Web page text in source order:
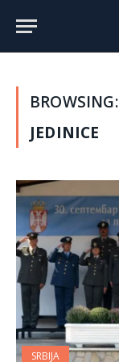
BROWSING:
JEDINICE
SRBIJA